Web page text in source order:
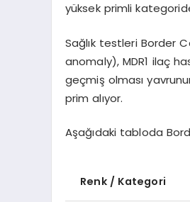
yüksek primli
Sağlık testleri Border
anomaly), MDR1 ilaç
geçmiş olması
prim alıyor.
Aşağıdaki tabloda
Renk / Kategori